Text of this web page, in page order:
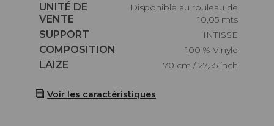
Caractéristiques
UNITÉ DE
VENTE
Disponible au rouleau de
10,05 mts
Caractéristiques
SUPPORT
INTISSE
Caractéristiques
COMPOSITION
100 % Vinyle
Caractéristiques
LAIZE 70 cm / 27,55 inch
Voir les caractéristiques